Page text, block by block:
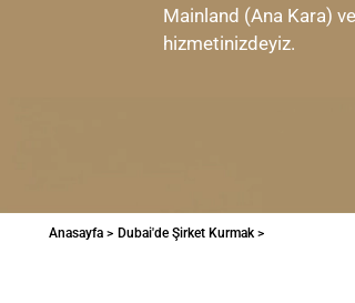
Mainland (Ana Kara)
hizmetinizdeyiz.
Anasayfa > Dubai'de Şirket Kurmak >